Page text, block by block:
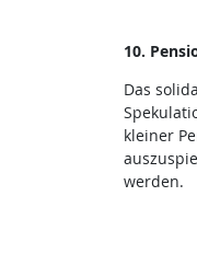
10.
Das
kleiner
werden.